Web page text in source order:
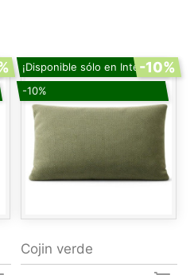
¡Disponible sólo en Internet!
-10%
-10%
Cojin verde